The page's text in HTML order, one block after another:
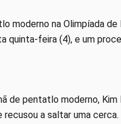
moderno na Olimpíada
quinta-feira (4), e um
pentatlo moderno, Kim
recusou a saltar uma